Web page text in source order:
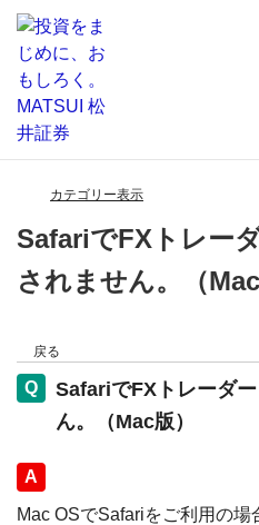
カテゴリー表示
SafariでFXトレー
されません。（Mac
戻る
SafariでFXトレーダ
ん。（Mac版）
回答
Mac OSでSafariをご利用の場